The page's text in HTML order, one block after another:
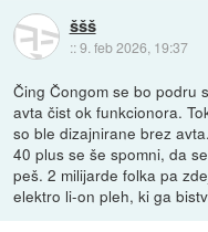
ššš
::9. feb 2026, 19:37
Čing Čongom se bo podru
avta čist ok funkcionora.
so ble dizajnirane brez
40 plus se še spomni, da
peš. 2 milijarde folka pa
elektro li-on pleh, ki ga